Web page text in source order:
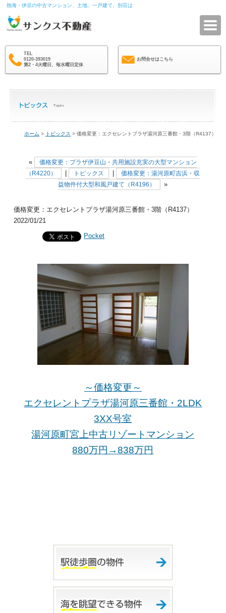
熱海・伊豆の中古マンション、土地、一戸建て、別荘は
TEL
0120-393019
第2・4火曜日、毎水曜日定休
お問合せはこちら
ホーム > トピックス > 価格変更：エクセレントプラザ湯河原三番館・3階（R4137）
«
価格変更：プラザ伊豆山・共用施設充実の大型マンション
（R4220）
トピックス
価格変更：湯河原町吉浜・収
益物件付大型和風戸建て（R4196）
»
価格変更：エクセレントプラザ湯河原三番館・3階（R4137）
2022/01/21
Pocket
～価格変更～
エクセレントプラザ湯河原三番館・2LDK
3XX号室
湯河原町宮上中古リゾートマンション
880万円→838万円